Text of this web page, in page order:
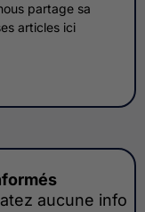
partage sa
articles ici
aucune info